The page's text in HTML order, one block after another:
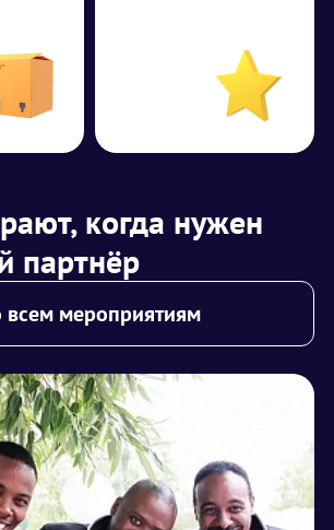
когда нужен
партнёр
всем мероприятиям